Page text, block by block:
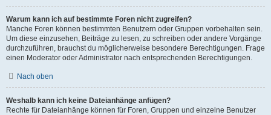
Warum kann ich auf bestimmte Foren nicht zugreifen?
Manche Foren können bestimmten Benutzern oder Gruppen vorbehalten sein.
Um diese einzusehen, Beiträge zu lesen, zu schreiben oder andere Vorgänge
durchzuführen, brauchst du möglicherweise besondere Berechtigungen. Frage
einen Moderator oder Administrator nach entsprechenden Berechtigungen.
Nach oben
Weshalb kann ich keine Dateianhänge anfügen?
Rechte für Dateianhänge können für Foren, Gruppen und einzelne Benutzer